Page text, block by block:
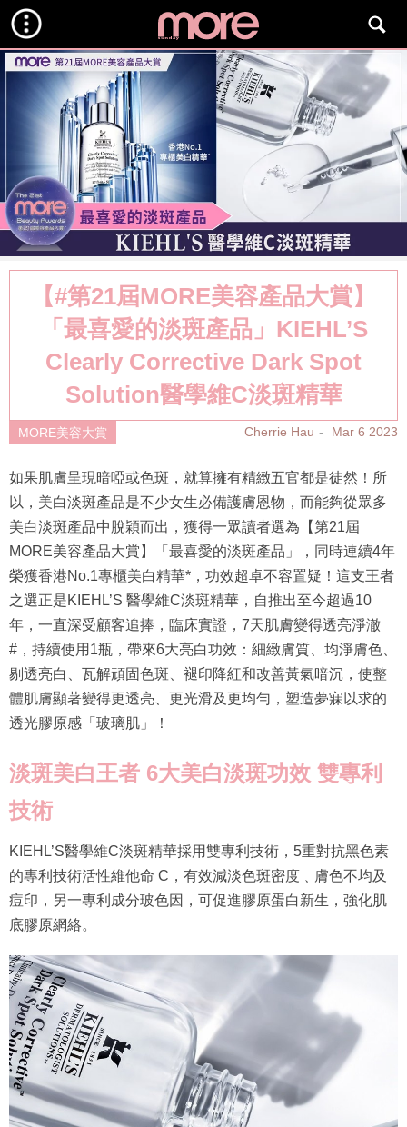
【#第21屆MORE美容產品大賞】
「最喜愛的淡斑產品」KIEHL’S
Clearly Corrective Dark Spot
Solution醫學維C淡斑精華
MORE美容大賞 Cherrie Hau Mar 6 2023
如果肌膚呈現暗啞或色斑，就算擁有精緻五官都是徒然！所
以，美白淡斑產品是不少女生必備護膚恩物，而能夠從眾多
美白淡斑產品中脫穎而出，獲得一眾讀者選為【第21屆
MORE美容產品大賞】「最喜愛的淡斑產品」，同時連續4年
榮獲香港No.1專櫃美白精華*，功效超卓不容置疑！這支王者
之選正是KIEHL’S 醫學維C淡斑精華，自推出至今超過10
年，一直深受顧客追捧，臨床實證，7天肌膚變得透亮淨澈
#，持續使用1瓶，帶來6大亮白功效：細緻膚質、均淨膚色、
剔透亮白、瓦解頑固色斑、褪印降紅和改善黃氣暗沉，使整
體肌膚顯著變得更透亮、更光滑及更均勻，塑造夢寐以求的
透光膠原感「玻璃肌」！
淡斑美白王者 6大美白淡斑功效 雙專利
技術
KIEHL’S醫學維C淡斑精華採用雙專利技術，5重對抗黑色素
的專利技術活性維他命 C，有效減淡色斑密度﹑膚色不均及
痘印，另一專利成分玻色因，可促進膠原蛋白新生，強化肌
底膠原網絡。